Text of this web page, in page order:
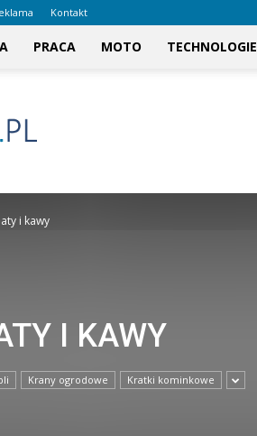
Kontakt
PRACA MOTO TECHNOLOGIE
i kawy
I KAWY
Krany ogrodowe Kratki kominkowe